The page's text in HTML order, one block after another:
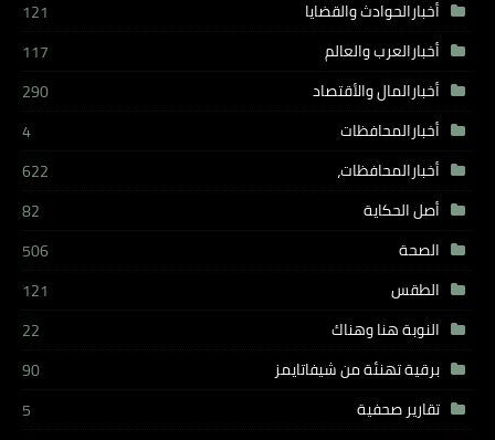
أخبارالحوادث والقضايا
121
أخبارالعرب والعالم
117
أخبارالمال والأقتصاد
290
أخبارالمحافظات
4
أخبارالمحافظات،
622
أصل الحكاية
82
الصحة
506
الطقس
121
النوبة هنا وهناك
22
برقية تهنئة من شيفاتايمز
90
تقارير صحفية
5